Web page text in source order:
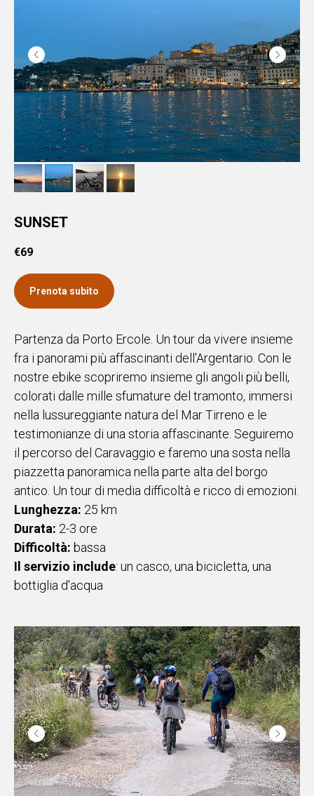
SUNSET
€69
Prenota subito
Partenza da Porto Ercole. Un tour da vivere insieme
fra i panorami più affascinanti dell'Argentario. Con le
nostre ebike scopriremo insieme gli angoli più belli,
colorati dalle mille sfumature del tramonto, immersi
nella lussureggiante natura del Mar Tirreno e le
testimonianze di una storia affascinante. Seguiremo
il percorso del Caravaggio e faremo una sosta nella
piazzetta panoramica nella parte alta del borgo
antico. Un tour di media difficoltà e ricco di emozioni.
Lunghezza: 25 km
Durata: 2-3 ore
Difficoltà: bassa
Il servizio include: un casco, una bicicletta, una
bottiglia d'acqua